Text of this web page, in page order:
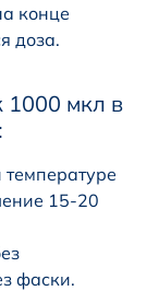
конце
доза.
1000 мкл в
15-20
фаски.